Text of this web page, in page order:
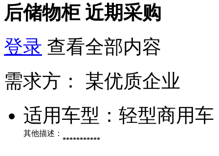
后储物柜 近期采购
登录 查看全部内容
需求方：
某优质企业
适用车型： 轻型商用车
其他描述：
***********